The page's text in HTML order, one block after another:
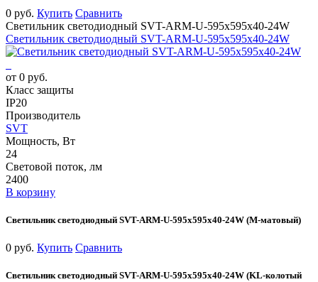
0 руб. Купить Сравнить
Светильник светодиодный SVT-ARM-U-595x595x40-24W
Светильник светодиодный SVT-ARM-U-595x595x40-24W
от 0 руб.
Класс защиты
IP20
Производитель
SVT
Мощность, Вт
24
Световой поток, лм
2400
В корзину
Светильник светодиодный SVT-ARM-U-595x595x40-24W (М-матовый)
0 руб. Купить Сравнить
Светильник светодиодный SVT-ARM-U-595x595x40-24W (KL-колотый